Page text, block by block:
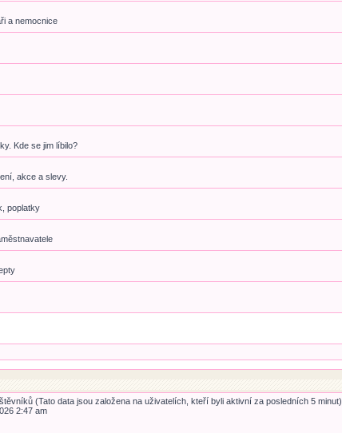
a nemocnice
Kde se jim líbilo?
akce a slevy.
poplatky
(Tato data jsou založena na uživatelích, kteří byli aktivní za posledních 5 minut)
2:47 am